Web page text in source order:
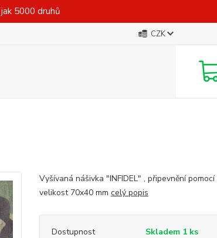
5000 druhů
CZK
Vyšívaná nášivka "INFIDEL" , připevnění
velikost 70x40 mm celý popis
Dostupnost
Skladem 1 ks